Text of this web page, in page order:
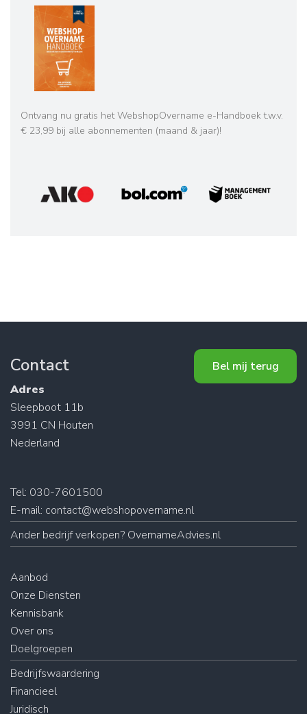
Ontvang nu gratis het WebshopOvername e-Handboek t.w.v.
€ 23,99 bij alle abonnementen (maand & jaar)!
Contact
Adres
Sleepboot 11b
3991 CN Houten
Nederland
Bel mij terug
Tel: 030-7601500
E-mail: contact@webshopovername.nl
Ander bedrijf verkopen? OvernameAdvies.nl
Aanbod
Onze Diensten
Kennisbank
Over ons
Doelgroepen
Bedrijfswaardering
Financieel
Juridisch